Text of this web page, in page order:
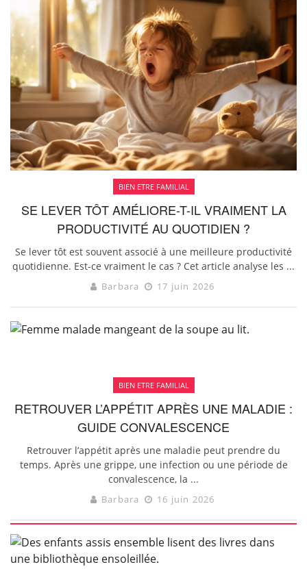
BIEN ETRE FAMILIAL
SE LEVER TÔT AMÉLIORE-T-IL VRAIMENT LA
PRODUCTIVITÉ AU QUOTIDIEN ?
Se lever tôt est souvent associé à une meilleure productivité
quotidienne. Est-ce vraiment le cas ? Cet article analyse les ...
Barbara 17 juin 2026
BIEN ETRE FAMILIAL
RETROUVER L’APPÉTIT APRÈS UNE MALADIE :
GUIDE CONVALESCENCE
Retrouver l’appétit après une maladie peut prendre du
temps. Après une grippe, une infection ou une période de
convalescence, la ...
Barbara 16 juin 2026